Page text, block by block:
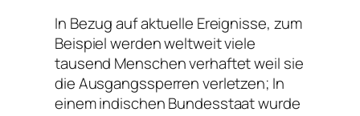
In Bezug auf aktuelle Ereignisse, zum
Beispiel werden weltweit viele
tausend Menschen verhaftet weil sie
die Ausgangssperren verletzen; In
einem indischen Bundesstaat wurde